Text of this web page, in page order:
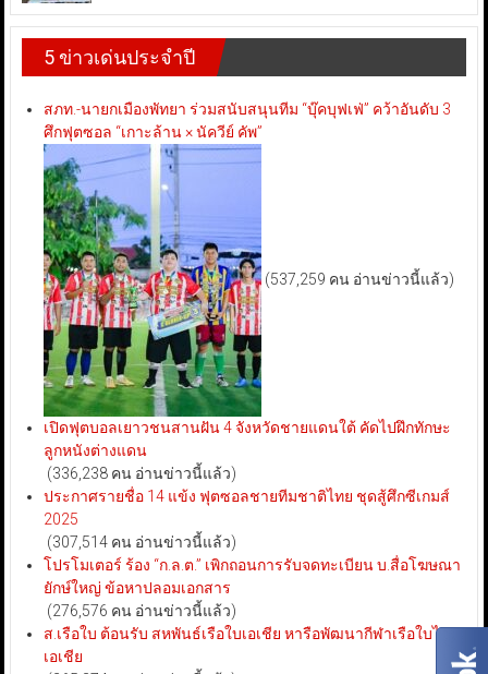
5 ข่าวเด่นประจำปี
สภท.-นายกเมืองพัทยา ร่วมสนับสนุนทีม “บุ๊คบุฟเฟ่” คว้าอันดับ 3
ศึกฟุตซอล “เกาะล้าน × นัควีย์ คัพ”
(537,259 คน อ่านข่าวนี้แล้ว)
เปิดฟุตบอลเยาวชนสานฝัน 4 จังหวัดชายแดนใต้ คัดไปฝึกทักษะ
ลูกหนังต่างแดน
(336,238 คน อ่านข่าวนี้แล้ว)
ประกาศรายชื่อ 14 แข้ง ฟุตซอลชายทีมชาติไทย ชุดสู้ศึกซีเกมส์
2025
(307,514 คน อ่านข่าวนี้แล้ว)
โปรโมเตอร์ ร้อง “ก.ล.ต.” เพิกถอนการรับจดทะเบียน บ.สื่อโฆษณา
ยักษ์ใหญ่ ข้อหาปลอมเอกสาร
(276,576 คน อ่านข่าวนี้แล้ว)
ส.เรือใบ ต้อนรับ สหพันธ์เรือใบเอเชีย หารือพัฒนากีฬาเรือใบไทย-
เอเชีย